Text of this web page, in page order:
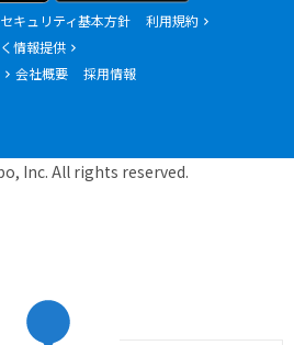
キュリティ基本方針
利用規約
情報提供
会社概要 採用情報
Inc. All rights reserved.